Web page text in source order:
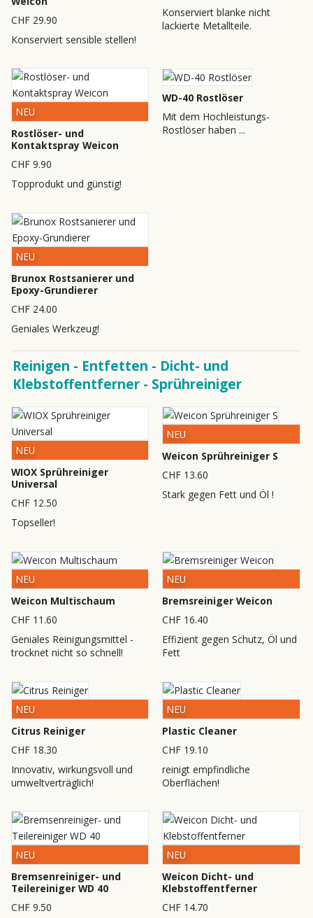
CHF 29.90
Konserviert sensible stellen!
Konserviert blanke nicht
lackierte Metallteile.
NEU
Rostlöser- und
Kontaktspray Weicon
CHF 9.90
Topprodukt und günstig!
WD-40 Rostlöser
Mit dem Hochleistungs-
Rostlöser haben ...
NEU
Brunox Rostsanierer und
Epoxy-Grundierer
CHF 24.00
Geniales Werkzeug!
Reinigen - Entfetten - Dicht- und
Klebstoffentferner - Sprühreiniger
NEU
WIOX Sprühreiniger
Universal
CHF 12.50
Topseller!
NEU
Weicon Sprühreiniger S
CHF 13.60
Stark gegen Fett und Öl !
NEU
Weicon Multischaum
CHF 11.60
Geniales Reinigungsmittel -
trocknet nicht so schnell!
NEU
Bremsreiniger Weicon
CHF 16.40
Effizient gegen Schutz, Öl und
Fett
NEU
Citrus Reiniger
CHF 18.30
Innovativ, wirkungsvoll und
umweltverträglich!
NEU
Plastic Cleaner
CHF 19.10
reinigt empfindliche
Oberflächen!
NEU
Bremsenreiniger- und
Teilereiniger WD 40
CHF 9.50
NEU
Weicon Dicht- und
Klebstoffentferner
CHF 14.70